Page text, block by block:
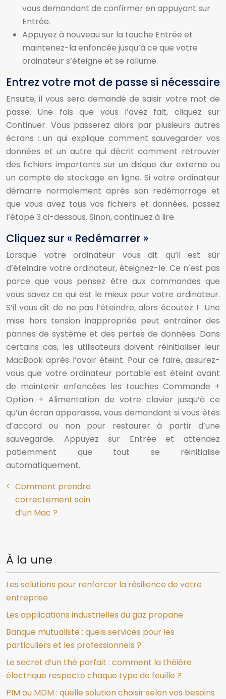
vous demandant de confirmer en appuyant sur
Entrée.
Appuyez à nouveau sur la touche Entrée et
maintenez-la enfoncée jusqu’à ce que votre
ordinateur s’éteigne et se rallume.
Entrez votre mot de passe si nécessaire
Ensuite, il vous sera demandé de saisir votre mot de
passe. Une fois que vous l’avez fait, cliquez sur
Continuer. Vous passerez alors par plusieurs autres
écrans : un qui explique comment sauvegarder vos
données et un autre qui décrit comment retrouver
des fichiers importants sur un disque dur externe ou
un compte de stockage en ligne. Si votre ordinateur
démarre normalement après son redémarrage et
que vous avez tous vos fichiers et données, passez
l’étape 3 ci-dessous. Sinon, continuez à lire.
Cliquez sur « Redémarrer »
Lorsque votre ordinateur vous dit qu’il est sûr
d’éteindre votre ordinateur, éteignez-le. Ce n’est pas
parce que vous pensez être aux commandes que
vous savez ce qui est le mieux pour votre ordinateur.
S’il vous dit de ne pas l’éteindre, alors écoutez ! Une
mise hors tension inappropriée peut entraîner des
pannes de système et des pertes de données. Dans
certains cas, les utilisateurs doivent réinitialiser leur
MacBook après l’avoir éteint. Pour ce faire, assurez-
vous que votre ordinateur portable est éteint avant
de maintenir enfoncées les touches Commande +
Option + Alimentation de votre clavier jusqu’à ce
qu’un écran apparaisse, vous demandant si vous êtes
d’accord ou non pour restaurer à partir d’une
sauvegarde. Appuyez sur Entrée et attendez
patiemment que tout se réinitialise
automatiquement.
Comment prendre
correctement soin
d’un Mac ?
À la une
Les solutions pour renforcer la résilience de votre
entreprise
Les applications industrielles du gaz propane
Banque mutualiste : quels services pour les
particuliers et les professionnels ?
Le secret d’un thé parfait : comment la théière
électrique respecte chaque type de feuille ?
PIM ou MDM : quelle solution choisir selon vos besoins